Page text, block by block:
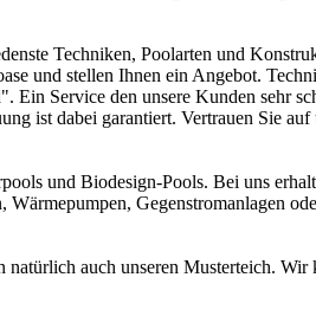
Techniken, Poolarten und
und stellen Ihnen ein Angebot.
Ein Service den unsere Kunden sehr
ist dabei garantiert. Vertrauen Sie auf
und Biodesign-Pools. Bei uns
Gegenstromanlagen
auch unseren Musterteich. Wir